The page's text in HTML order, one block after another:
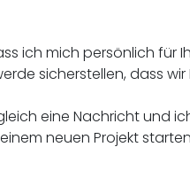
ich mich persönlich für
sicherstellen, dass
eine Nachricht und
neuen Projekt